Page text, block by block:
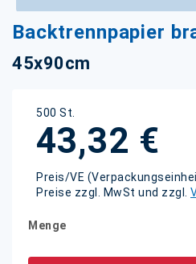
Backtrennpapier
45x90cm
500 St.
43,32 €
Preis/VE
Preise zzgl. MwSt und zzgl.
Menge
Anfang
der
Bildgalerie